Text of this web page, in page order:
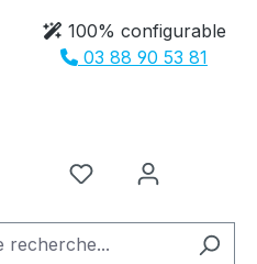
100% configurable
03 88 90 53 81
Vous avez 0